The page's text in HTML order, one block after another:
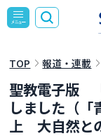
TOP 報道・連載
聖教電子版
しました（
上 大自然と